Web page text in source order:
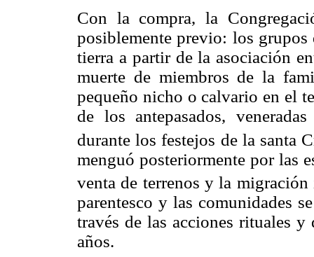
Con la compra, la
posiblemente previo: los grupos
tierra a partir de la asociación
muerte de miembros de la
pequeño nicho o calvario en el
de los antepasados,
durante los festejos de la santa
menguó posteriormente por las
venta de terrenos y la
parentesco y las comunidades
través de las acciones rituales y
años.